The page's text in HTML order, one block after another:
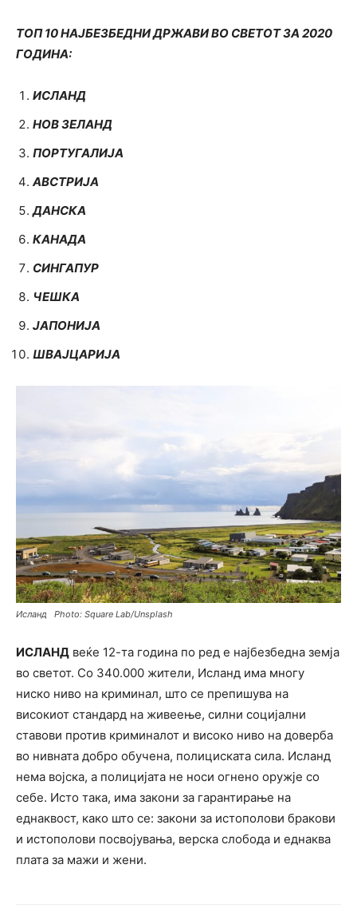
ТОП 10 НАЈБЕЗБЕДНИ ДРЖАВИ ВО СВЕТОТ ЗА 2020
ГОДИНА:
ИСЛАНД
НОВ ЗЕЛАНД
ПОРТУГАЛИЈА
АВСТРИЈА
ДАНСКА
КАНАДА
СИНГАПУР
ЧЕШКА
ЈАПОНИЈА
ШВАЈЦАРИЈА
Исланд Photo: Square Lab/Unsplash
ИСЛАНД веќе 12-та година по ред е најбезбедна земја
во светот. Со 340.000 жители, Исланд има многу
ниско ниво на криминал, што се препишува на
високиот стандард на живеење, силни социјални
ставови против криминалот и високо ниво на доверба
во нивната добро обучена, полициската сила. Исланд
нема војска, а полицијата не носи огнено оружје со
себе. Исто така, има закони за гарантирање на
еднаквост, како што се: закони за истополови бракови
и истополови посвојувања, верска слобода и еднаква
плата за мажи и жени.